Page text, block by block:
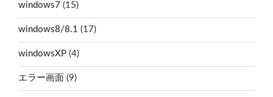
windows7 (15)
windows8/8.1 (17)
windowsXP (4)
エラー画面 (9)